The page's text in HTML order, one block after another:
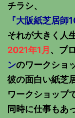
チラシ、
『大阪紙芝居師
それが大きく人
2021年1月 、プ
ンのワークショ
彼の面白い紙芝
ワークショップ
同時に仕事もあ